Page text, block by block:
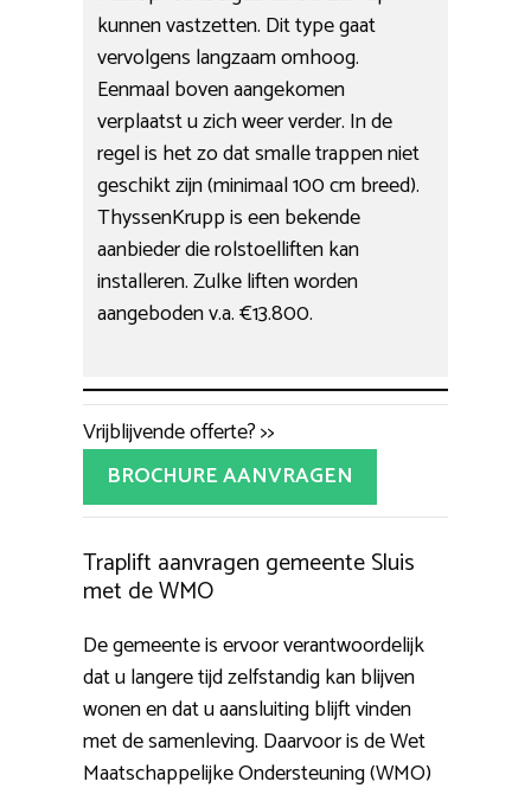
kunnen vastzetten. Dit type gaat
vervolgens langzaam omhoog.
Eenmaal boven aangekomen
verplaatst u zich weer verder. In de
regel is het zo dat smalle trappen niet
geschikt zijn (minimaal 100 cm breed).
ThyssenKrupp is een bekende
aanbieder die rolstoelliften kan
installeren. Zulke liften worden
aangeboden v.a. €13.800.
Vrijblijvende offerte? >>
BROCHURE AANVRAGEN
Traplift aanvragen gemeente Sluis
met de WMO
De gemeente is ervoor verantwoordelijk
dat u langere tijd zelfstandig kan blijven
wonen en dat u aansluiting blijft vinden
met de samenleving. Daarvoor is de Wet
Maatschappelijke Ondersteuning (WMO)